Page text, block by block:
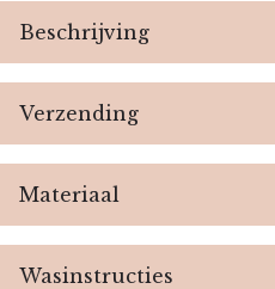
Beschrijving
Verzending
Materiaal
Wasinstructies